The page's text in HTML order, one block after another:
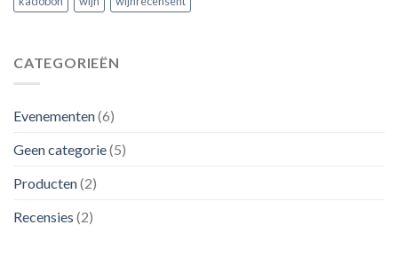
CATEGORIEËN
Evenementen(6)
Geen categorie(5)
Producten(2)
Recensies (2)